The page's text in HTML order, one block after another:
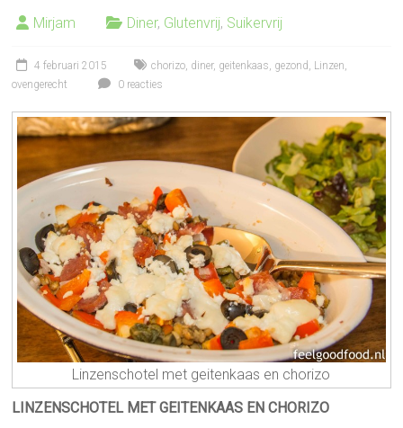
Mirjam Diner, Glutenvrij, Suikervrij
4 februari 2015 chorizo diner, geitenkaas gezond Linzen
ovengerecht
0 reacties
Linzenschotel met geitenkaas en chorizo
LINZENSCHOTEL MET GEITENKAAS EN CHORIZO